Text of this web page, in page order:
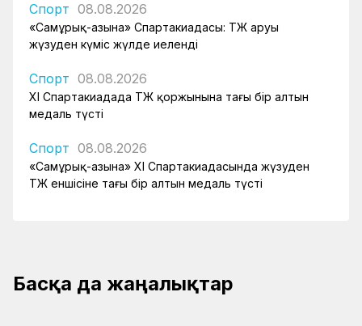
Спорт 08.08.2026
«Самұрық-Қазына» Спартакиадасы: ҚТЖ аруы
жүзуден күміс жүлде иеленді
Спорт 08.08.2026
XI Спартакиадада ҚТЖ қоржынына тағы бір алтын
медаль түсті
Спорт 08.08.2026
«Самұрық-Қазына» XI Спартакиадасында жүзуден
ҚТЖ еншісіне тағы бір алтын медаль түсті
Басқа да жаңалықтар